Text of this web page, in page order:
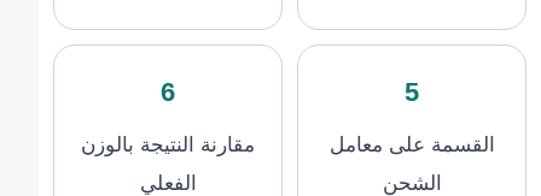
5
القسمة على معامل
الشحن
6
مقارنة النتيجة بالوزن
الفعلي